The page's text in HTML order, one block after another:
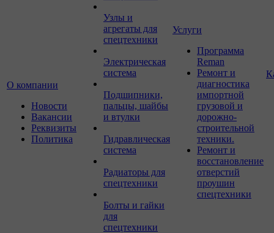
О компании
Новости
Вакансии
Реквизиты
Политика
Узлы и
агрегаты для
спецтехники
Электрическая
система
Подшипники,
пальцы, шайбы
и втулки
Гидравлическая
система
Радиаторы для
спецтехники
Болты и гайки
для
спецтехники
Услуги
Программа
Reman
Ремонт и
диагностика
импортной
грузовой и
дорожно-
строительной
техники.
Ремонт и
восстановление
отверстий
проушин
спецтехники